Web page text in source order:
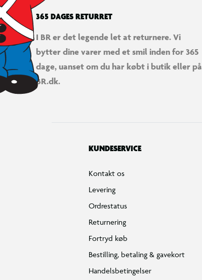
365 DAGES RETURRET
I BR er det legende let at returnere. Vi
bytter dine varer med et smil inden for 365
dage, uanset om du har købt i butik eller på
BR.dk.
KUNDESERVICE
Kontakt os
Levering
Ordrestatus
Returnering
Fortryd køb
Bestilling, betaling & gavekort
Handelsbetingelser